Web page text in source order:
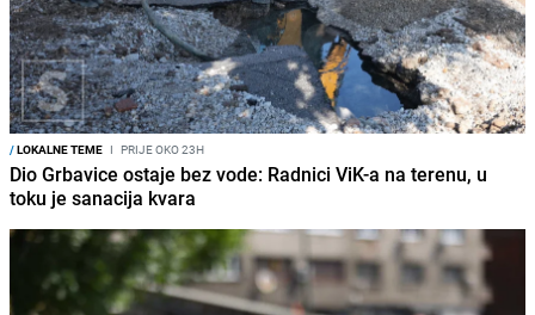
/LOKALNE TEME I PRIJE OKO 23H
Dio Grbavice ostaje bez vode: Radnici ViK-a na terenu, u
toku je sanacija kvara